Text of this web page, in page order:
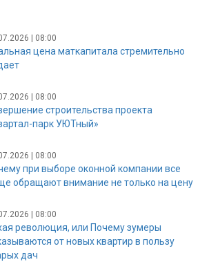
| 08:00
цена маткапитала стремительно
| 08:00
строительства проекта
парк УЮТный»
| 08:00
при выборе оконной компании все
обращают внимание не только на цену
| 08:00
революция, или Почему зумеры
от новых квартир в пользу
дач